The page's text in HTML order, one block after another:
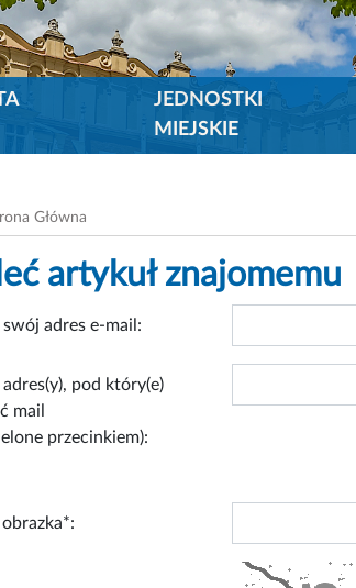
JEDNOSTKI
MIEJSKIE
Główna
artykuł znajomemu
swój adres e-mail:
pod który(e)
mail
przecinkiem):